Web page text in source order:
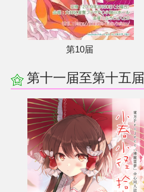
第10届
第十一届至第十五届